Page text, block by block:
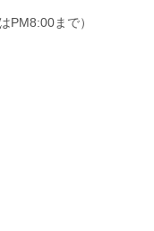
PM8:00まで）